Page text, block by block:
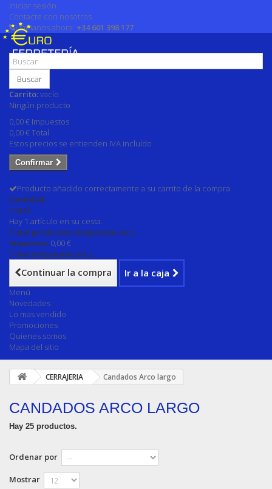
Iniciar sesión
Contacte con nosotros
Llámanos ahora: +34 601 398 177
Buscar
Carrito:vacío
Ningún producto
0,00 € Impuestos
0,00 €Total
Estos precios se entienden IVA incluído
Confirmar
Producto añadido correctamente a su carrito de la compra
Cantidad
Total
Hay 1 artículo en su cesta.
Total productos: (impuestos inc.)
Impuestos 0,00 €
Total (impuestos inc.)
Continuar la compra Ir a la caja
Menú
Novedades
Lo mas vendido
Promociones
Quienes somos
Mapa del sitio
CERRAJERIA Candados Arco largo
CANDADOS ARCO LARGO
Hay 25 productos.
Ordenar por
Mostrar